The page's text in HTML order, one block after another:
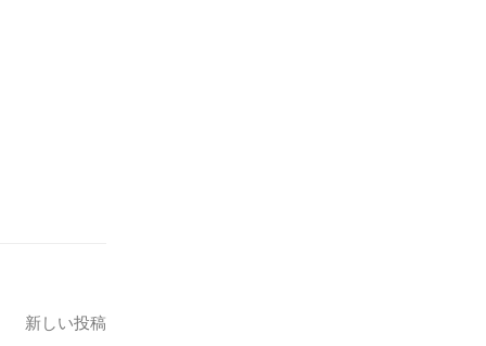
新しい投稿